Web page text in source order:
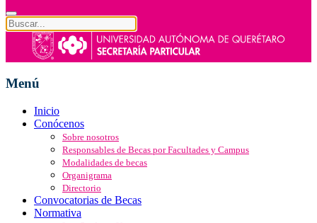
Menú
Inicio
Conócenos
Sobre nosotros
Responsables de Becas por Facultades y Campus
Modalidades de becas
Organigrama
Directorio
Convocatorias de Becas
Normativa